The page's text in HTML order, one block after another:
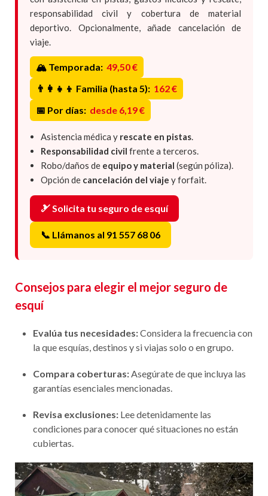
responsabilidad civil y cobertura de material
deportivo. Opcionalmente, añade cancelación de
viaje.
🏔️ Temporada: 49,50 €
👨‍👩‍👧‍👦 Familia (hasta 5): 162 €
📅 Por días: desde 6,19 €
Asistencia médica y rescate en pistas.
Responsabilidad civil frente a terceros.
Robo/daños de equipo y material (según póliza).
Opción de cancelación del viaje y forfait.
🎿 Solicita tu seguro de esquí
📞 Llámanos al 91 557 68 06
Consejos para elegir el mejor seguro de
esquí
Evalúa tus necesidades:Considera la frecuencia con
la que esquías, destinos y si viajas solo o en grupo.
Compara coberturas:Asegúrate de que incluya las
garantías esenciales mencionadas.
Revisa exclusiones: Lee detenidamente las
condiciones para conocer qué situaciones no están
cubiertas.